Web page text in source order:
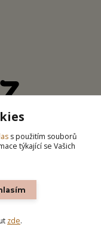
s použitím souborů
týkající se Vašich
zde.